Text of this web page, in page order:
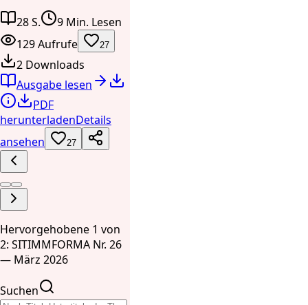
28 S.
9 Min. Lesen
129 Aufrufe
27
2 Downloads
Ausgabe lesen
PDF
herunterladenDetails
ansehen
27
Hervorgehobene 1 von
2: SITIMMFORMA Nr. 26
— März 2026
Suchen